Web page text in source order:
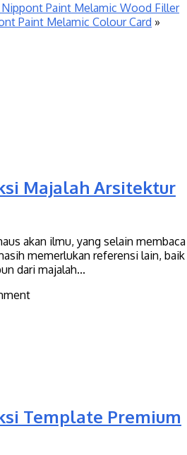
Paint Melamic Wood Filler
Paint Melamic Colour Card »
Majalah Arsitektur
akan ilmu, yang selain membaca
memerlukan referensi lain, baik
dari majalah...
Template Premium